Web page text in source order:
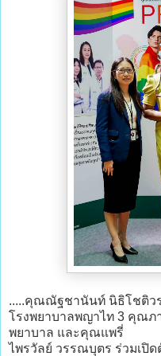
.....คุณณัฐชานันท์ นิธิโชติว
โรงพยาบาลพญาไท 3 คุณภ
พยาบาล และคุณแพรี่
ไพรวัลย์ วรรณบุตร ร่วมเปิ